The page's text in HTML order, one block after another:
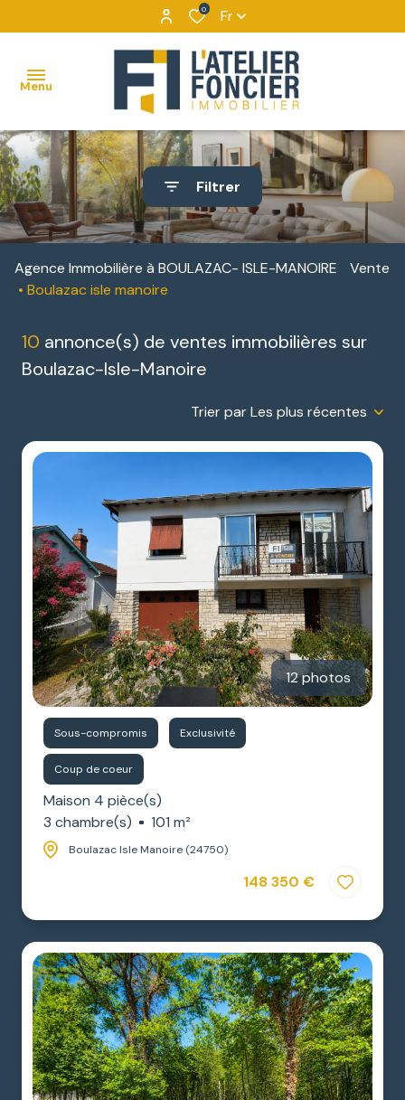
0 Fr
Menu
ACCUEIL
VENTES
MAISONS
APPARTEMENTS
IMMEUBLES
DE
GARAGES
/
DIVERS
BIENS
VENDUS
D'ENTREPRISE
VENTES
LOCATIONS
LOCATIONS
NOTRE
NOUS
NOUS
NOUS
REJOINDRE
Filtrer
Agence Immobilière à BOULAZAC- ISLE-MANOIRE
Vente
Boulazac isle manoire
10 annonce(s) de ventes immobilières sur
Boulazac-Isle-Manoire
Trier par Les plus récentes
12 photos
Sous-compromis Exclusivité
Coup de coeur
Maison 4 pièce(s)
3 chambre(s)
101 m²
Boulazac Isle Manoire (24750)
148 350 €